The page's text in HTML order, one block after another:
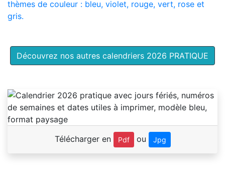
thèmes de couleur : bleu, violet, rouge, vert, rose et
gris.
Découvrez nos autres calendriers 2026 PRATIQUE
Télécharger en Pdf ou Jpg